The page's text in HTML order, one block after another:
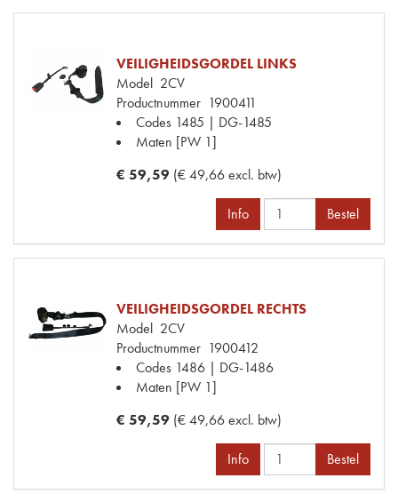
VEILIGHEIDSGORDEL LINKS
Model 2CV
Productnummer 1900411
Codes 1485 | DG-1485
Maten [PW 1]
€ 59,59 (€ 49,66 excl. btw)
Info Bestel
VEILIGHEIDSGORDEL RECHTS
Model 2CV
Productnummer 1900412
Codes 1486 | DG-1486
Maten [PW 1]
€ 59,59 (€ 49,66 excl. btw)
Info Bestel